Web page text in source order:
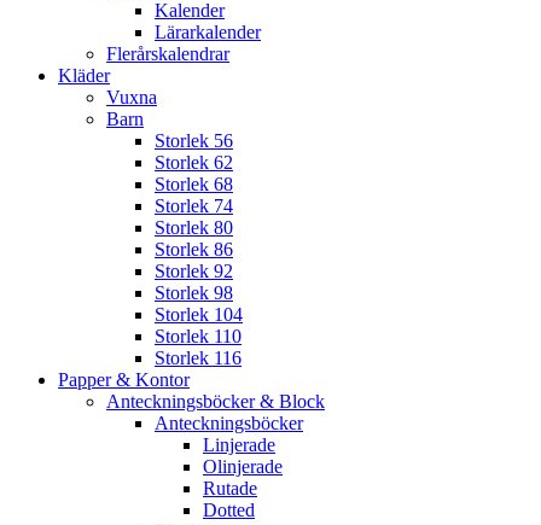
Kalender
Lärarkalender
Flerårskalendrar
Kläder
Vuxna
Barn
Storlek 56
Storlek 62
Storlek 68
Storlek 74
Storlek 80
Storlek 86
Storlek 92
Storlek 98
Storlek 104
Storlek 110
Storlek 116
Papper & Kontor
Anteckningsböcker & Block
Anteckningsböcker
Linjerade
Olinjerade
Rutade
Dotted